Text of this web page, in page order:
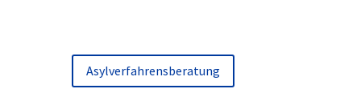
Asylverfahrensberatung